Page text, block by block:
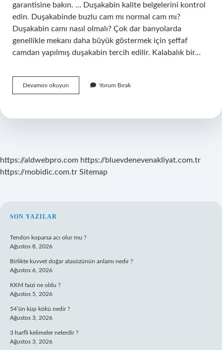
garantisine bakın. … Duşakabin kalite belgelerini kontrol
edin. Duşakabinde buzlu cam mı normal cam mı?
Duşakabin camı nasıl olmalı? Çok dar banyolarda
genellikle mekanı daha büyük göstermek için şeffaf
camdan yapılmış duşakabin tercih edilir. Kalabalık bir…
Devamını okuyun
Duşakabin
Olur
Yorum Bırak
https://aldwebpro.com https://bluevdenevenakliyat.com.tr
https://mobidic.com.tr Sitemap
SIDEBAR
SON YAZILAR
Tendon koparsa acı olur mu ?
Ağustos 8, 2026
Birlikte kuvvet doğar atasözünün anlamı nedir ?
Ağustos 6, 2026
KKM faizi ne oldu ?
Ağustos 5, 2026
54’ün küp kökü nedir ?
Ağustos 3, 2026
3 harfli kelimeler nelerdir ?
Ağustos 3, 2026